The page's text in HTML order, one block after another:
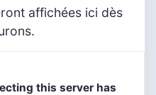
affichées ici dès
this server has